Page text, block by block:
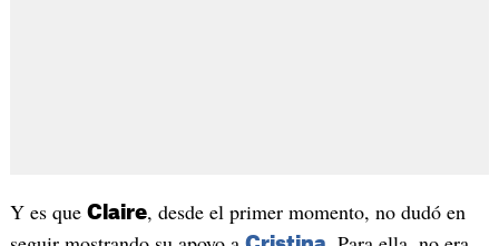
Y es que Claire, desde el primer momento, no dudó en